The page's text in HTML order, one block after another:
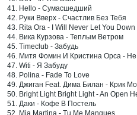
41. Hello - Сумасшедший
42. Руки Вверх - Счастлив Без Тебя
43. Rita Ora - I Will Never Let You Down
44. Вика Курзова - Теплым Ветром
45. Timeclub - Забудь
46. Митя Фомин И Кристина Орса -
47. Witi - Я Забуду
48. Polina - Fade To Love
49. Джиган Feat. Дима Билан - Крик
50. Bright Light Bright Light - An Open
51. Даки - Кофе В Постель
52. Mia Martina - Tu Me Manques